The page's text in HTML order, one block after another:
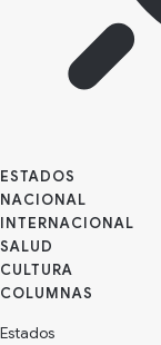
ESTADOS
NACIONAL
INTERNACIONAL
SALUD
CULTURA
Estados